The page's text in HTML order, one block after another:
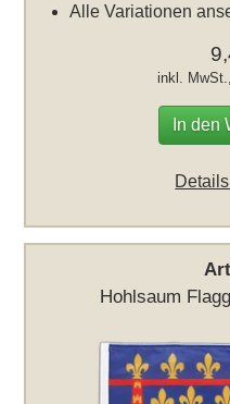
Alle Variationen
inkl.
In den
Hohlsaum